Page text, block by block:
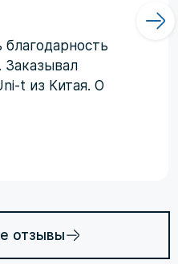
Заказывал
t из Китая. О
и коллег по
менеджер
и Регина. В начале
составил три
и оплаты).
отзывы